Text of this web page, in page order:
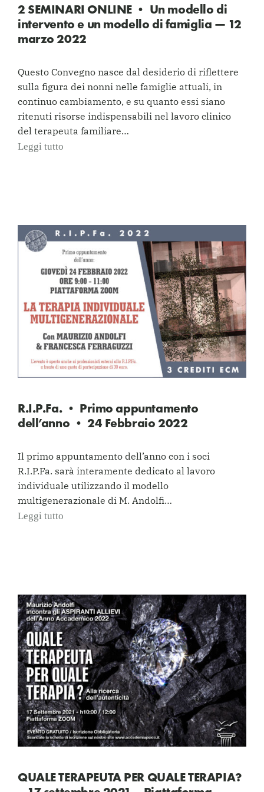
2 SEMINARI ONLINE • Un modello di
intervento e un modello di famiglia — 12
marzo 2022
Questo Convegno nasce dal desiderio di riflettere
sulla figura dei nonni nelle famiglie attuali, in
continuo cambiamento, e su quanto essi siano
ritenuti risorse indispensabili nel lavoro clinico
del terapeuta familiare…
Leggi tutto
R.I.P.Fa. • Primo appuntamento
dell’anno • 24 Febbraio 2022
Il primo appuntamento dell’anno con i soci
R.I.P.Fa. sarà interamente dedicato al lavoro
individuale utilizzando il modello
multigenerazionale di M. Andolfi…
Leggi tutto
QUALE TERAPEUTA PER QUALE TERAPIA?